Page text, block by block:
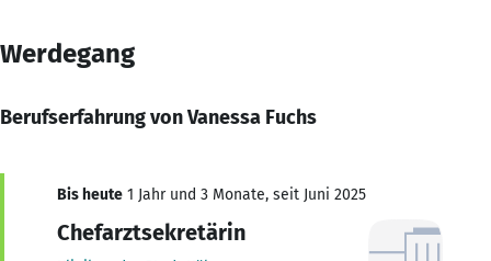
Werdegang
Berufserfahrung von Vanessa Fuchs
Bis heute 1 Jahr und 3 Monate, seit Juni 2025
Chefarztsekretärin